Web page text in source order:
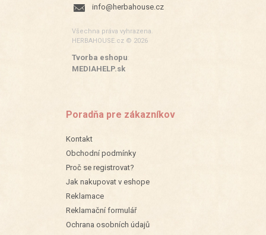
info@herbahouse.cz
Všechna práva vyhrazena.
HERBAHOUSE.cz © 2026
Tvorba eshopu:
MEDIAHELP.sk
Poradňa pre zákazníkov
Kontakt
Obchodní podmínky
Proč se registrovat?
Jak nakupovat v eshope
Reklamace
Reklamační formulář
Ochrana osobních údajů